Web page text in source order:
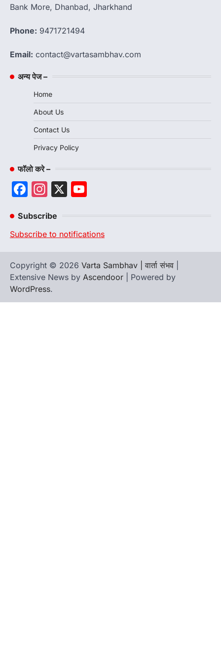
Bank More, Dhanbad, Jharkhand
Phone: 9471721494
Email: contact@vartasambhav.com
अन्य पेज –
Home
About Us
Contact Us
Privacy Policy
फॉलो करे –
Facebook
Instagram
X
Subscribe
Subscribe to notifications
Copyright © 2026 Varta Sambhav | वार्ता संभव
Extensive News by Ascendoor | Powered by
WordPress.